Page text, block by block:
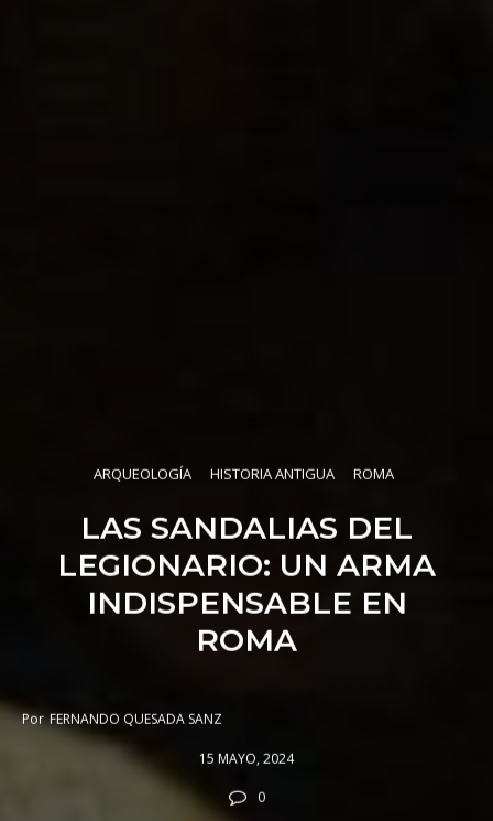
ARQUEOLOGÍA HISTORIA ANTIGUA ROMA
LAS SANDALIAS DEL
LEGIONARIO: UN ARMA
INDISPENSABLE EN
ROMA
Por FERNANDO QUESADA SANZ
15 MAYO, 2024
0